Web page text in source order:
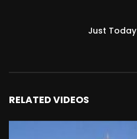
Just
RELATED VIDEOS